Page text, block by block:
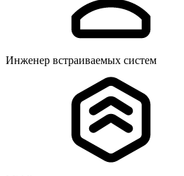
Инженер встраиваемых систем